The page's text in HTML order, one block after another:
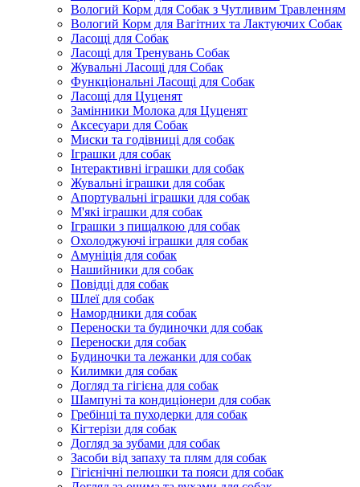
Вологий Корм для Собак з Чутливим Травленням
Вологий Корм для Вагітних та Лактуючих Собак
Ласощі для Собак
Ласощі для Тренувань Собак
Жувальні Ласощі для Собак
Функціональні Ласощі для Собак
Ласощі для Цуценят
Замінники Молока для Цуценят
Аксесуари для Собак
Миски та годівниці для собак
Іграшки для собак
Інтерактивні іграшки для собак
Жувальні іграшки для собак
Апортувальні іграшки для собак
М'які іграшки для собак
Іграшки з пищалкою для собак
Охолоджуючі іграшки для собак
Амуніція для собак
Нашийники для собак
Повідці для собак
Шлеї для собак
Намордники для собак
Переноски та будиночки для собак
Переноски для собак
Будиночки та лежанки для собак
Килимки для собак
Догляд та гігієна для собак
Шампуні та кондиціонери для собак
Гребінці та пуходерки для собак
Кігтерізи для собак
Догляд за зубами для собак
Засоби від запаху та плям для собак
Гігієнічні пелюшки та пояси для собак